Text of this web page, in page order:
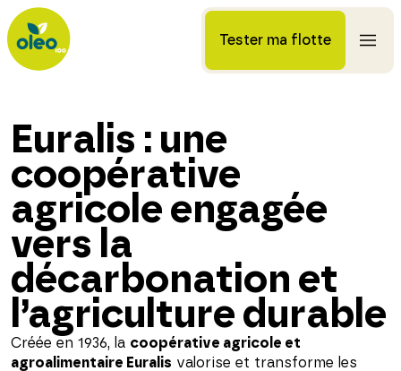
Tester ma flotte
Euralis : une
coopérative
agricole engagée
vers la
décarbonation et
l’agriculture durable
Créée en 1936, la coopérative agricole et
agroalimentaire Euralis valorise et transforme les